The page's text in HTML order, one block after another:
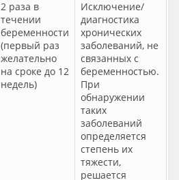
2 раза в
течении
беременности
(первый раз
желательно
на сроке до 12
недель)
Исключение/
диагностика
хронических
заболеваний, не
связанных с
беременностью.
При
обнаружении
таких
заболеваний
определяется
степень их
тяжести,
решается